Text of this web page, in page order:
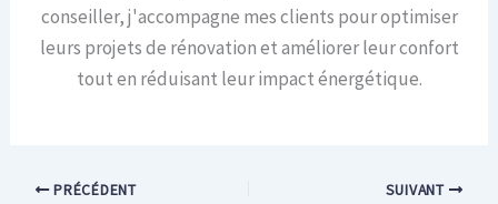
conseiller, j'accompagne mes clients pour optimiser
leurs projets de rénovation et améliorer leur confort
tout en réduisant leur impact énergétique.
PRÉCÉDENT SUIVANT